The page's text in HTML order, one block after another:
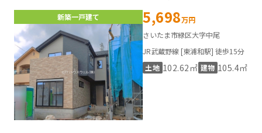
新築一戸建て 5,698万円
さいたま市緑区大字中尾
JR武蔵野線 [東浦和駅] 徒歩15分
土地 102.62㎡ 建物 105.4㎡